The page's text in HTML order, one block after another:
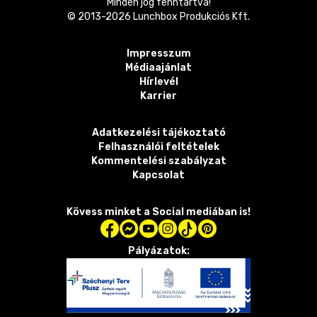
© 2013-2026 Lunchbox Produkciós Kft.
Impresszum
Médiaajánlat
Hírlevél
Karrier
Adatkezelési tájékoztató
Felhasználói feltételek
Kommentelési szabályzat
Kapcsolat
Kövess minket a Social mediában is!
Pályázatok: